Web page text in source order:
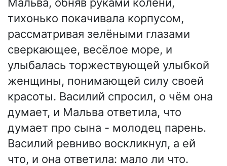
тихонько покачивала корпусом,
рассматривая зелёными глазами
сверкающее, весёлое море, и
улыбалась торжествующей улыбкой
женщины, понимающей силу своей
красоты. Василий спросил, о чём она
думает, и Мальва ответила, что
думает про сына - молодец парень.
Василий ревниво воскликнул, а ей
что, и она ответила: мало ли что.